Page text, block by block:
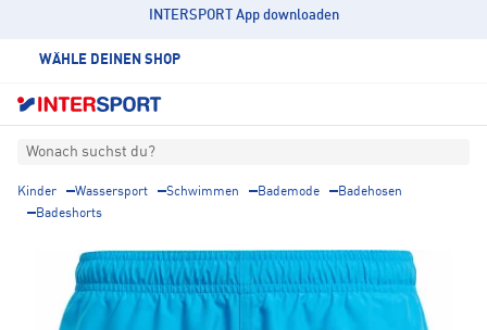
INTERSPORT App downloaden
WÄHLE DEINEN SHOP
Wonach suchst du?
Kinder Wassersport Schwimmen Bademode
Badehosen
Badeshorts